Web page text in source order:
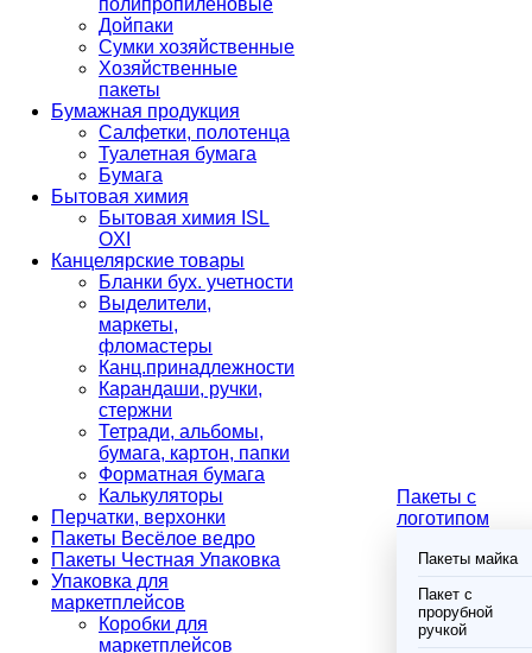
полипропиленовые
Дойпаки
Сумки хозяйственные
Хозяйственные
пакеты
Бумажная продукция
Салфетки, полотенца
Туалетная бумага
Бумага
Бытовая химия
Бытовая химия ISL
OXI
Канцелярские товары
Бланки бух. учетности
Выделители,
маркеты,
фломастеры
Канц.принадлежности
Карандаши, ручки,
стержни
Тетради, альбомы,
бумага, картон, папки
Форматная бумага
Калькуляторы
Перчатки, верхонки
Пакеты Весёлое ведро
Пакеты Честная Упаковка
Упаковка для
маркетплейсов
Коробки для
маркетплейсов
Пакеты с
логотипом
Пакеты майка
Пакет с
прорубной
ручкой